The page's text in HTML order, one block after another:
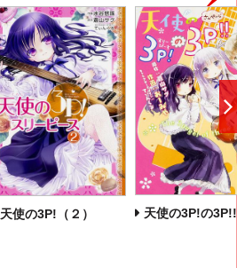
天使の3P!（２） 天使の3P!の